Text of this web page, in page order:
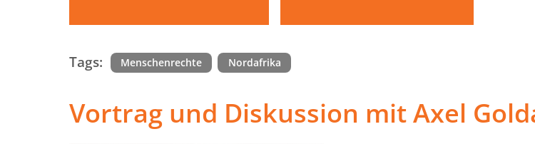
Tags: Menschenrechte Nordafrika
Vortrag und Diskussion mit Axel